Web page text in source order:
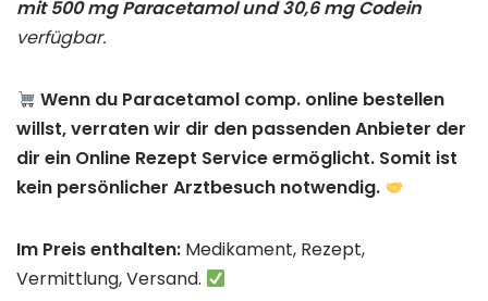
mit 500 mg Paracetamol und 30,6 mg Codein
verfügbar.
Wenn du Paracetamol comp. online bestellen
willst, verraten wir dir den passenden Anbieter der
dir ein Online Rezept Service ermöglicht. Somit ist
kein persönlicher Arztbesuch notwendig.
Im Preis enthalten: Medikament, Rezept,
Vermittlung, Versand.